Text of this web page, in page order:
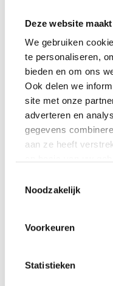
Deze website
We gebruiken
te personaliseren,
bieden en om ons
Ook delen we
site met onze
adverteren en
gegevens
aan ze heeft
Noodzakelijk
Voorkeuren
Statistieken
Naam*
Gerelateerde